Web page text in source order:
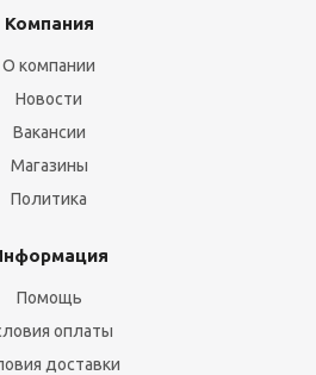
Компания
О компании
Новости
Вакансии
Магазины
Политика
Помощь
оплаты
доставки